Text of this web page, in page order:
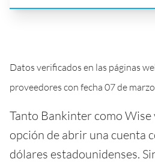
Datos verificados en las páginas
proveedores con fecha 07 de
Tanto Bankinter como Wise
opción de abrir una cuenta
dólares estadounidenses.